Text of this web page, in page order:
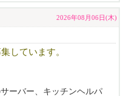
2026年08月06日(木)
しています。
ーバー、キッチンヘルパ